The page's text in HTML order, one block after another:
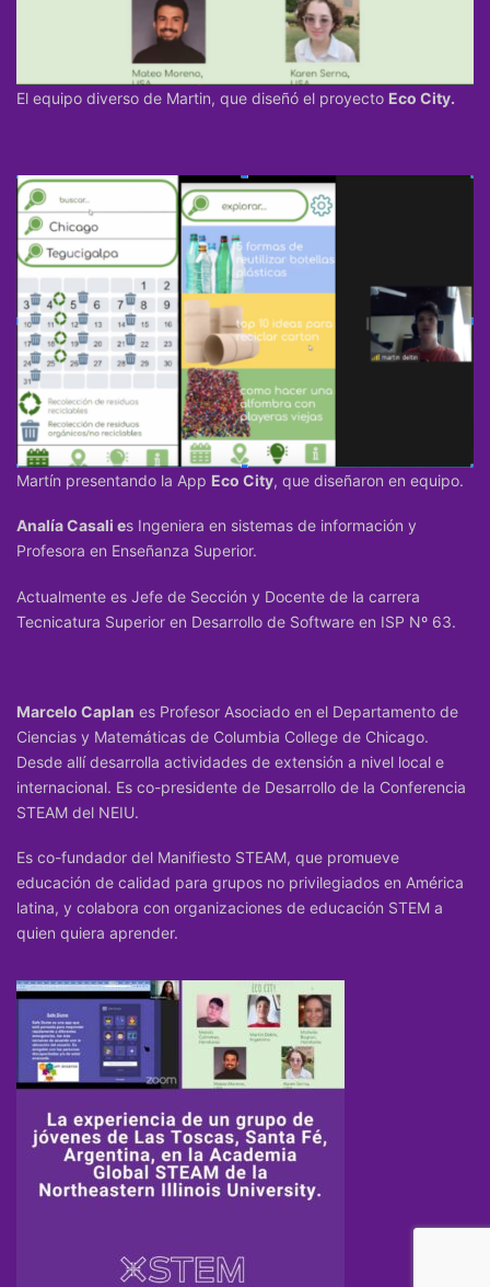
El equipo diverso de Martin, que diseñó el proyecto Eco City.
Martín presentando la App Eco City, que diseñaron en equipo.
Analía Casali es Ingeniera en sistemas de información y
Profesora en Enseñanza Superior.
Actualmente es Jefe de Sección y Docente de la carrera
Tecnicatura Superior en Desarrollo de Software en ISP Nº 63.
Marcelo Caplan es Profesor Asociado en el Departamento de
Ciencias y Matemáticas de Columbia College de Chicago.
Desde allí desarrolla actividades de extensión a nivel local e
internacional. Es co-presidente de Desarrollo de la Conferencia
STEAM del NEIU.
Es co-fundador del Manifiesto STEAM, que promueve
educación de calidad para grupos no privilegiados en América
latina, y colabora con organizaciones de educación STEM a
quien quiera aprender.